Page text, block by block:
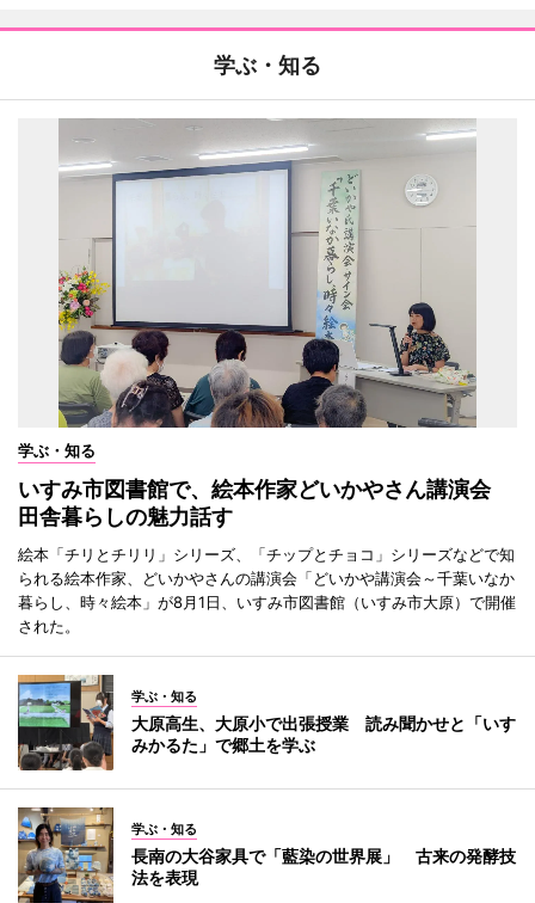
学ぶ・知る
学ぶ・知る
いすみ市図書館で、絵本作家どいかやさん講演会
田舎暮らしの魅力話す
絵本「チリとチリリ」シリーズ、「チップとチョコ」シリーズなどで知
られる絵本作家、どいかやさんの講演会「どいかや講演会～千葉いなか
暮らし、時々絵本」が8月1日、いすみ市図書館（いすみ市大原）で開催
された。
学ぶ・知る
大原高生、大原小で出張授業 読み聞かせと「いす
みかるた」で郷土を学ぶ
学ぶ・知る
長南の大谷家具で「藍染の世界展」 古来の発酵技
法を表現